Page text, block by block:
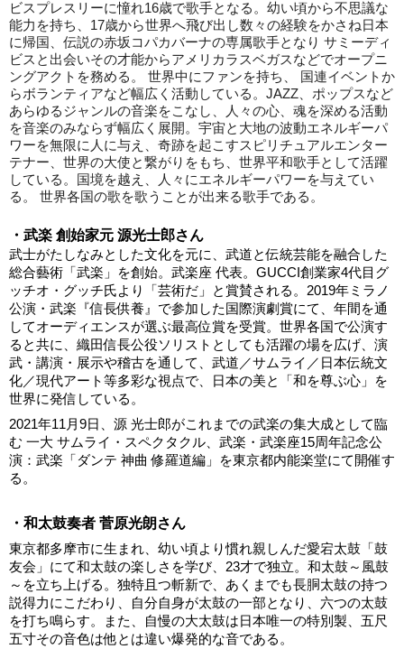
ビスプレスリーに憧れ16歳で歌手となる。幼い頃から不思議な
能力を持ち、17歳から世界へ飛び出し数々の経験をかさね日本
に帰国、伝説の赤坂コパカバーナの専属歌手となり サミーディ
ビスと出会いその才能からアメリカラスベガスなどでオープニ
ングアクトを務める。 世界中にファンを持ち、 国連イベントか
らボランティアなど幅広く活動している。JAZZ、ポップスなど
あらゆるジャンルの音楽をこなし、人々の心、魂を深める活動
を音楽のみならず幅広く展開。宇宙と大地の波動エネルギーパ
ワーを無限に人に与え、奇跡を起こすスピリチュアルエンター
テナー、世界の大使と繋がりをもち、世界平和歌手として活躍
している。国境を越え、人々にエネルギーパワーを与えてい
る。 世界各国の歌を歌うことが出来る歌手である。
・ 武楽 創始家元 源光士郎さん
武士がたしなみとした文化を元に、武道と伝統芸能を融合した
総合藝術「武楽」を創始。武楽座 代表。GUCCI創業家4代目グ
ッチオ・グッチ氏より「芸術だ」と賞賛される。2019年ミラノ
公演・武楽『信長供養』で参加した国際演劇賞にて、年間を通
してオーディエンスが選ぶ最高位賞を受賞。世界各国で公演す
ると共に、織田信長公役ソリストとしても活躍の場を広げ、演
武・講演・展示や稽古を通して、武道／サムライ／日本伝統文
化／現代アート等多彩な視点で、日本の美と「和を尊ぶ心」を
世界に発信している。
2021年11月9日、源 光士郎がこれまでの武楽の集大成として臨
む 一大 サムライ・スペクタクル、武楽・武楽座15周年記念公
演：武楽「ダンテ 神曲 修羅道編」を東京都内能楽堂にて開催す
る。
・ 和太鼓奏者 菅原光朗さん
東京都多摩市に生まれ、幼い頃より慣れ親しんだ愛宕太鼓「鼓
友会」にて和太鼓の楽しさを学び、23才で独立。和太鼓～風鼓
～を立ち上げる。独特且つ斬新で、あくまでも長胴太鼓の持つ
説得力にこだわり、自分自身が太鼓の一部となり、六つの太鼓
を打ち鳴らす。また、自慢の大太鼓は日本唯一の特別製、五尺
五寸その音色は他とは違い爆発的な音である。